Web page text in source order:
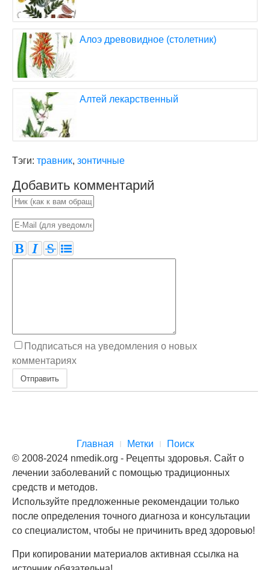
Алоэ древовидное (столетник)
Алтей лекарственный
Тэги: травник, зонтичные
Добавить комментарий
Подписаться на уведомления о новых
комментариях
Отправить
Главная Метки
Поиск
© 2008-2024 nmedik.org - Рецепты здоровья. Сайт о
лечении заболеваний с помощью традиционных
средств и методов.
Используйте предложенные рекомендации только
после определения точного диагноза и консультации
со специалистом, чтобы не причинить вред здоровью!
При копировании материалов активная ссылка на